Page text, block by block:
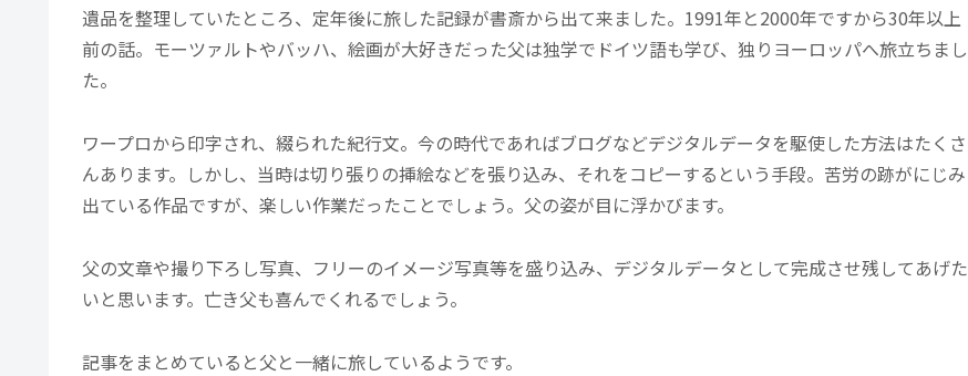
遺品を整理していたところ、定年後に旅した記録が書斎から出て来ました。1991年と2000年ですから30年以上
前の話。モーツァルトやバッハ、絵画が大好きだった父は独学でドイツ語も学び、独りヨーロッパへ旅立ちまし
た。
ワープロから印字され、綴られた紀行文。今の時代であればブログなどデジタルデータを駆使した方法はたくさ
んあります。しかし、当時は切り張りの挿絵などを張り込み、それをコピーするという手段。苦労の跡がにじみ
出ている作品ですが、楽しい作業だったことでしょう。父の姿が目に浮かびます。
父の文章や撮り下ろし写真、フリーのイメージ写真等を盛り込み、デジタルデータとして完成させ残してあげた
いと思います。亡き父も喜んでくれるでしょう。
記事をまとめていると父と一緒に旅しているようです。